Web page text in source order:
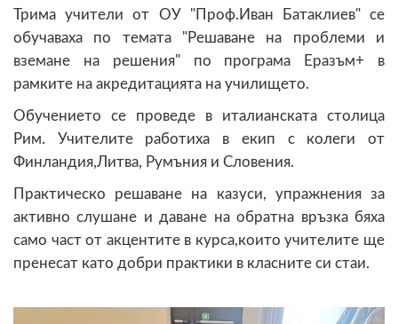
Трима учители от ОУ "Проф.Иван Батаклиев" се
обучаваха по темата "Решаване на проблеми и
вземане на решения" по програма Еразъм+ в
рамките на акредитацията на училището.
Обучението се проведе в италианската столица
Рим. Учителите работиха в екип с колеги от
Финландия,Литва, Румъния и Словения.
Практическо решаване на казуси, упражнения за
активно слушане и даване на обратна връзка бяха
само част от акцентите в курса,които учителите ще
пренесат като добри практики в класните си стаи.